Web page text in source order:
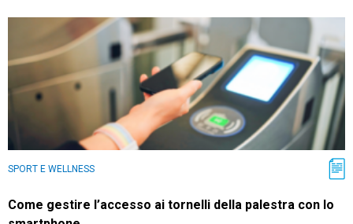
SPORT E WELLNESS
Come gestire l’accesso ai tornelli della palestra con lo